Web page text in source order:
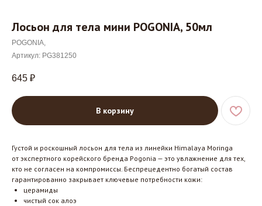
Лосьон для тела мини POGONIA, 50мл
POGONIA,
Артикул: PG381250
645 ₽
В корзину
Густой и роскошный лосьон для тела из линейки Himalaya Moringa
от экспертного корейского бренда Pogonia — это увлажнение для тех,
кто не согласен на компромиссы. Беспрецедентно богатый состав
гарантированно закрывает ключевые потребности кожи:
церамиды
чистый сок алоэ